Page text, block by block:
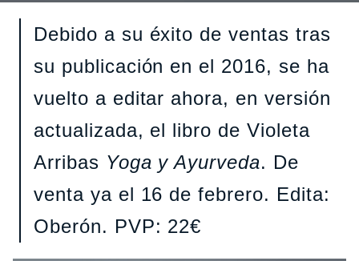
Debido a su éxito de ventas tras
su publicación en el 2016, se ha
vuelto a editar ahora, en versión
actualizada, el libro de Violeta
Arribas Yoga y Ayurveda. De
venta ya el 16 de febrero. Edita:
Oberón. PVP: 22€